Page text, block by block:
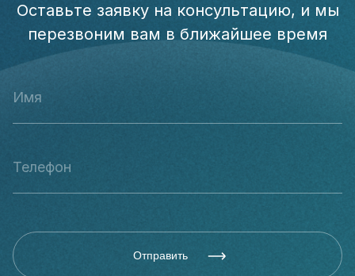
Оставьте заявку на консультацию, и мы
перезвоним вам в ближайшее время
Отправить